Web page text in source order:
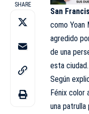
SHARE
San
como Yoan
agredido
de una
esta ciudad.
Según
Fénix color
una patrulla